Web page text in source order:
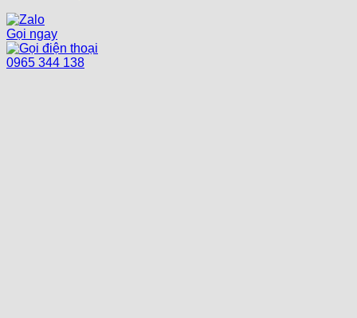
Gọi ngay
0965 344 138